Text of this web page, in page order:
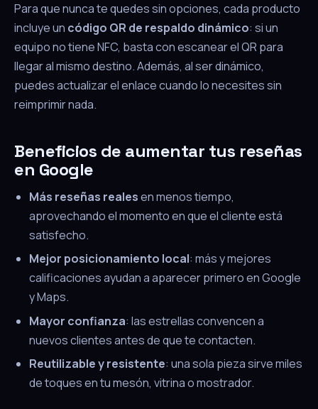
Para que nunca te quedes sin opciones, cada producto
incluye un código QR de respaldo dinámico: si un
equipo no tiene NFC, basta con escanear el QR para
llegar al mismo destino. Además, al ser dinámico,
puedes actualizar el enlace cuando lo necesites sin
reimprimir nada.
Beneficios de aumentar tus reseñas
en Google
Más reseñas realesen menos tiempo,
aprovechando el momento en que el cliente está
satisfecho.
Mejor posicionamiento local: más y mejores
calificaciones ayudan a aparecer primero en Google
y Maps.
Mayor confianza: las estrellas convencen a
nuevos clientes antes de que te contacten.
Reutilizable y resistente: una sola pieza sirve miles
de toques en tu mesón, vitrina o mostrador.